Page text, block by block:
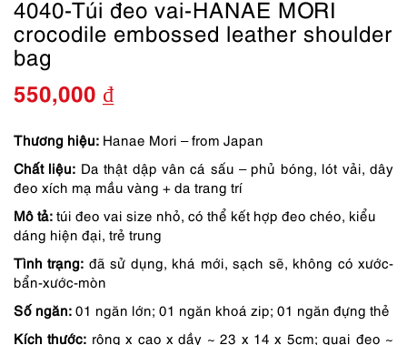
4040-Túi đeo vai-HANAE MORI
crocodile embossed leather shoulder
bag
550,000 ₫
Thương hiệu: Hanae Mori – from Japan
Chất liệu: Da thật dập vân cá sấu – phủ bóng, lót vải, dây
đeo xích mạ mầu vàng + da trang trí
Mô tả: túi đeo vai size nhỏ, có thể kết hợp đeo chéo, kiểu
dáng hiện đại, trẻ trung
Tình trạng: đã sử dụng, khá mới, sạch sẽ, không có xước-
bẩn-xước-mòn
Số ngăn: 01 ngăn lớn; 01 ngăn khoá zip; 01 ngăn đựng thẻ
Kích thước: rộng x cao x dầy ~ 23 x 14 x 5cm; quai đeo ~